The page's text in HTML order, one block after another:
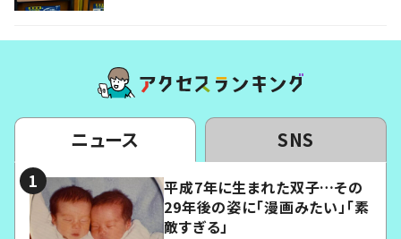
ニュース SNS
平成7年に生まれた双子…その
29年後の姿に「漫画みたい」「素
敵すぎる」